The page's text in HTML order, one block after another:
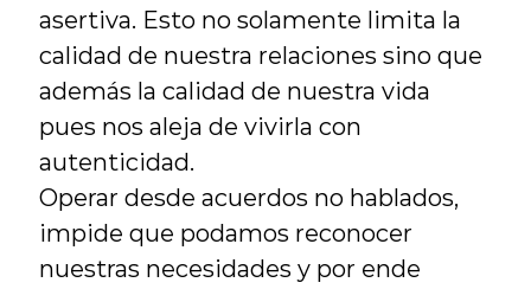
asertiva. Esto no solamente limita la
calidad de nuestra relaciones sino que
además la calidad de nuestra vida
pues nos aleja de vivirla con
autenticidad.
Operar desde acuerdos no hablados,
impide que podamos reconocer
nuestras necesidades y por ende